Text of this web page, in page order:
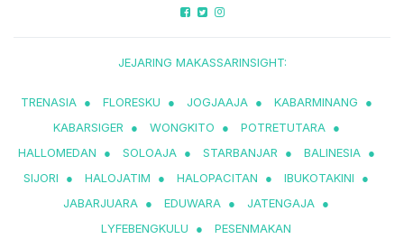
JEJARING MAKASSARINSIGHT:
TRENASIA ● FLORESKU ● JOGJAAJA ● KABARMINANG
●
KABARSIGER ● WONGKITO ● POTRETUTARA ●
HALLOMEDAN
● SOLOAJA ● STARBANJAR ● BALINESIA ●
SIJORI
● HALOJATIM ● HALOPACITAN ● IBUKOTAKINI
●
JABARJUARA ● EDUWARA ● JATENGAJA ●
LYFEBENGKULU
● PESENMAKAN